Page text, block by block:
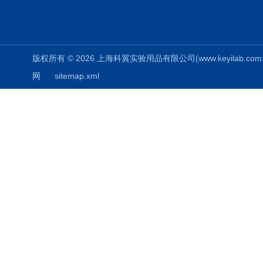
版权所有 © 2026 上海科翼实验用品有限公司
网
sitemap.xml